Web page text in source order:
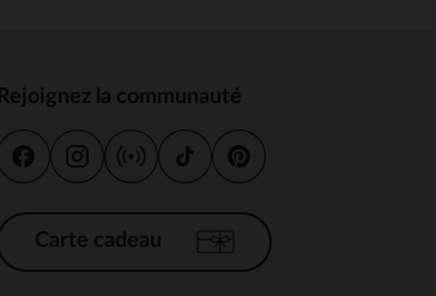
Rejoignez la communauté
Carte cadeau